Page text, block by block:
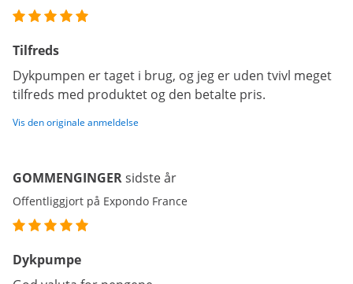
Tilfreds
Dykpumpen er taget i brug, og jeg er uden tvivl meget
tilfreds med produktet og den betalte pris.
Vis den originale anmeldelse
GOMMENGINGERsidste år
Offentliggjort på Expondo France
Dykpumpe